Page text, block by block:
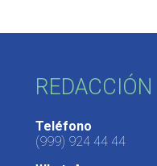
Teléfono
(999) 924 44 44